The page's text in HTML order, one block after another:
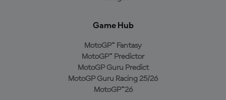
Game Hub
MotoGP™ Fantasy
MotoGP™ Predictor
MotoGP Guru Predict
MotoGP Guru Racing 25/26
MotoGP™26